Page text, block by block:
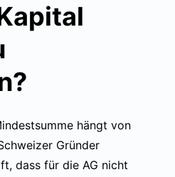
hängt von
Gründer
dass für die AG nicht